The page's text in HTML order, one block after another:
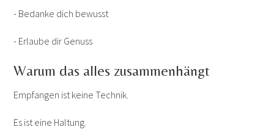
- Bedanke dich bewusst
- Erlaube dir Genuss
Warum das alles zusammenhängt
Empfangen ist keine Technik.
Es ist eine Haltung.